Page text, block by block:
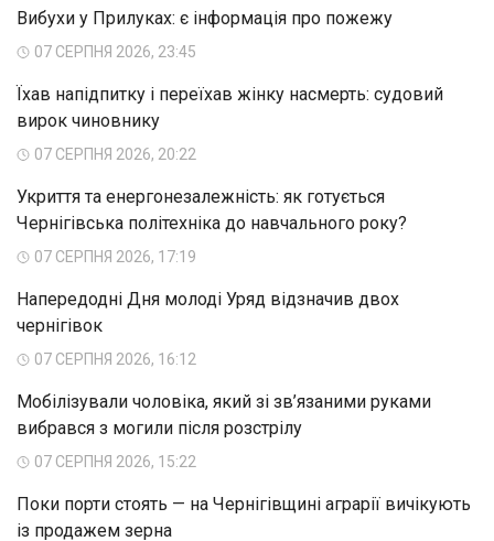
Вибухи у Прилуках: є інформація про пожежу
07 СЕРПНЯ 2026, 23:45
Їхав напідпитку і переїхав жінку насмерть: судовий
вирок чиновнику
07 СЕРПНЯ 2026, 20:22
Укриття та енергонезалежність: як готується
Чернігівська політехніка до навчального року?
07 СЕРПНЯ 2026, 17:19
Напередодні Дня молоді Уряд відзначив двох
чернігівок
07 СЕРПНЯ 2026, 16:12
Мобілізували чоловіка, який зі зв’язаними руками
вибрався з могили після розстрілу
07 СЕРПНЯ 2026, 15:22
Поки порти стоять — на Чернігівщині аграрії вичікують
із продажем зерна